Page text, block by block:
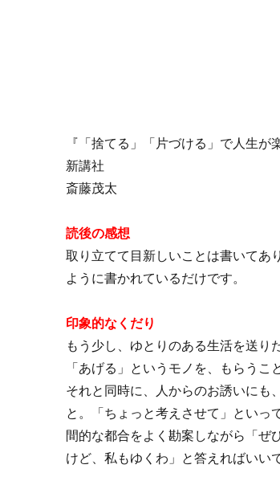
『「捨てる」「片づける」で人生が
新講社
斎藤茂太
読後の感想
取り立てて目新しいことは書いてあ
ように書かれているだけです。
印象的なくだり
もう少し、ゆとりのある生活を送り
「あげる」というモノを、もらうこ
それと同時に、人からのお誘いにも
と。「ちょっと考えさせて」といっ
間的な都合をよく勘案しながら「ぜ
けど、私もゆくわ」と答えればいい